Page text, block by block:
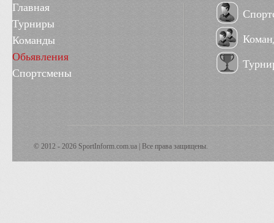
Главная
Турниры
Команды
Обьявления
Спортсмены
© 2012 - 2026 SportInform.com.ua | Все права защищены.